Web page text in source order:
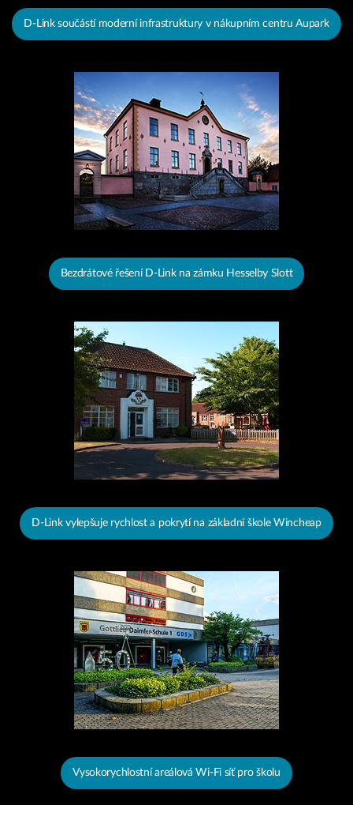
D-Link součástí moderní infrastruktury v nákupním centru Aupark
Bezdrátové řešení D-Link na zámku Hesselby Slott
D-Link vylepšuje rychlost a pokrytí na základní škole Wincheap
Vysokorychlostní areálová Wi-Fi síť pro školu